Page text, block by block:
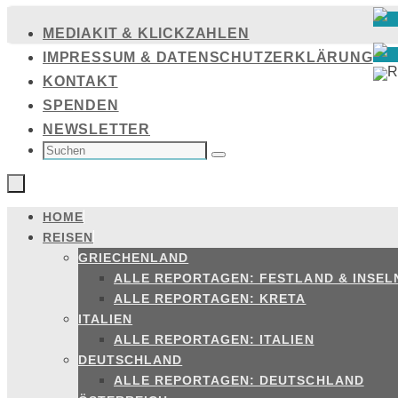
Inhalt
springen
MEDIAKIT & KLICKZAHLEN
IMPRESSUM & DATENSCHUTZERKLÄRUNG
KONTAKT
SPENDEN
NEWSLETTER
SUCHEN
NACH: Suchen
Zum
Inhalt
springen
HOME
REISEN
GRIECHENLAND
ALLE REPORTAGEN: FESTLAND &
ALLE REPORTAGEN: KRETA
ITALIEN
ALLE REPORTAGEN: ITALIEN
DEUTSCHLAND
ALLE REPORTAGEN: DEUTSCHLAND